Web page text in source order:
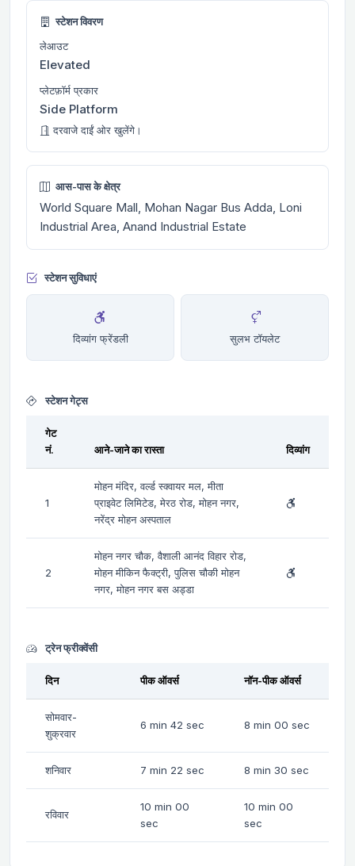
स्टेशन विवरण
लेआउट
Elevated
प्लेटफ़ॉर्म प्रकार
Side Platform
दरवाजे दाईं ओर खुलेंगे।
आस-पास के क्षेत्र
World Square Mall, Mohan Nagar Bus Adda, Loni
Industrial Area, Anand Industrial Estate
स्टेशन सुविधाएं
दिव्यांग फ्रेंडली सुलभ टॉयलेट
स्टेशन गेट्स
गेट
नं.
आने-जाने का रास्ता दिव्यांग
1
मोहन मंदिर, वर्ल्ड स्क्वायर मल, मीता
प्राइवेट लिमिटेड, मेरठ रोड, मोहन नगर,
नरेंद्र मोहन अस्पताल
2
मोहन नगर चौक, वैशाली आनंद विहार रोड,
मोहन मीकिन फैक्ट्री, पुलिस चौकी मोहन
नगर, मोहन नगर बस अड्डा
ट्रेन फ्रीक्वेंसी
दिन पीक ऑवर्स नॉन-पीक ऑवर्स
सोमवार-
शुक्रवार
6 min 42 sec 8 min 00 sec
शनिवार 7 min 22 sec 8 min 30 sec
रविवार
10 min 00
sec
10 min 00
sec